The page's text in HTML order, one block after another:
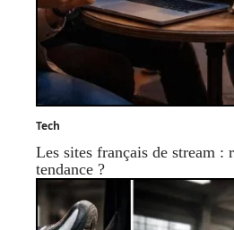
Tech
Les sites français de stream :
tendance ?